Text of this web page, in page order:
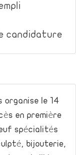
candidature
organise le 14
en première
spécialités
bijouterie,